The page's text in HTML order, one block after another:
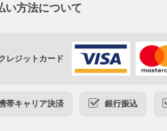
い方法について
レジットカード
帯キャリア決済 銀行振込